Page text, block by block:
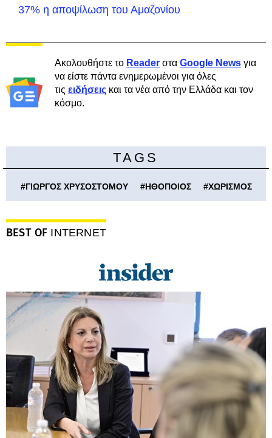
37% η αποψίλωση του Αμαζονίου
Ακολουθήστε το Reader στα Google News για
να είστε πάντα ενημερωμένοι για όλες
τις ειδήσεις και τα νέα από την Ελλάδα και τον
κόσμο.
TAGS
#ΓΙΩΡΓΟΣ ΧΡΥΣΟΣΤΟΜΟΥ #ΗΘΟΠΟΙΟΣ #ΧΩΡΙΣΜΟΣ
BEST OF INTERNET